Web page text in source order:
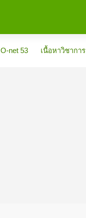
O-net 53 เนื้อหาวิชาการ